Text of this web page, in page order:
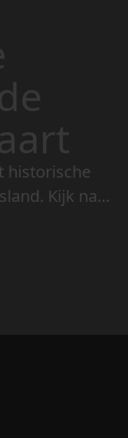
historische
Kijk naar